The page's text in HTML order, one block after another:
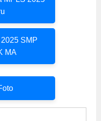
SMP
MA